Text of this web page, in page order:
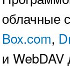
облачные
Box.com,
и WebDAV